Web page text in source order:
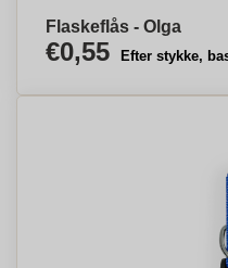
Flaskeflås - Olga
€0,55 Efter stykke,